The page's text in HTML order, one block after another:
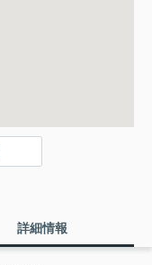
詳細情報